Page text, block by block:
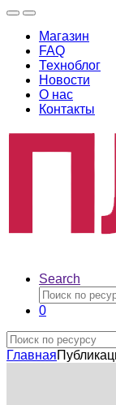
Магазин
FAQ
Техноблог
Новости
О нас
Контакты
Search
0
Главная